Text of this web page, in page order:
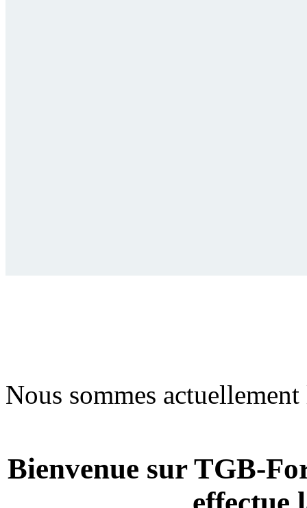
Nous sommes
Bienvenue sur TGB-